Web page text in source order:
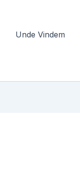
Unde Vindem